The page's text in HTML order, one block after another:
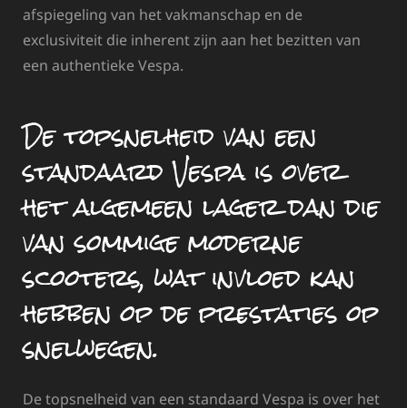
afspiegeling van het vakmanschap en de
exclusiviteit die inherent zijn aan het bezitten van
een authentieke Vespa.
De topsnelheid van een
standaard Vespa is over
het algemeen lager dan die
van sommige moderne
scooters, wat invloed kan
hebben op de prestaties op
snelwegen.
De topsnelheid van een standaard Vespa is over het